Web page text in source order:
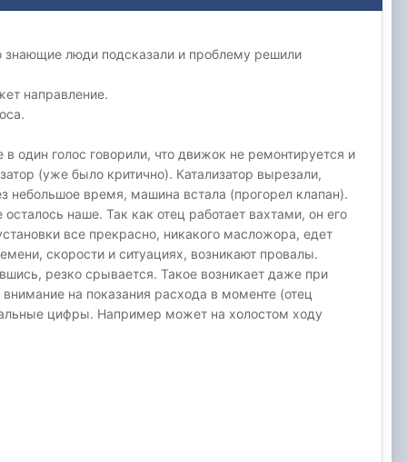
люди подсказали и проблему решили
направление.
один голос говорили, что движок не ремонтируется и
(уже было критично). Катализатор вырезали,
небольшое время, машина встала (прогорел клапан).
наше. Так как отец работает вахтами, он его
все прекрасно, никакого масложора, едет
скорости и ситуациях, возникают провалы.
резко срывается. Такое возникает даже при
на показания расхода в моменте (отец
цифры. Например может на холостом ходу